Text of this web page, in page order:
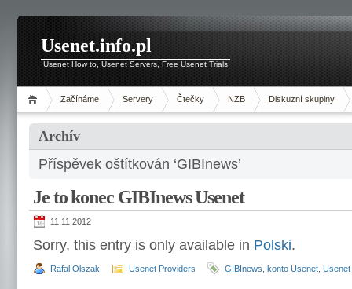
Usenet.info.pl
Usenet How to, Usenet Servers, Free Usenet Trials
Začínáme Servery Čtečky NZB Diskuzní skupiny
Archív
Příspěvek oštítkován ‘GIBInews’
Je to konec GIBInews Usenet
11.11.2012
Sorry, this entry is only available in Polski.
Rafal Olszak Usenet Providers GIBInews konto Usenet Usenet